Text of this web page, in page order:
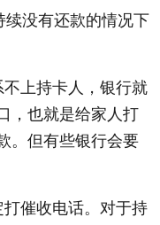
续没有还款的情况下
上持卡人，银行就
，也就是给家人打
。但有些银行会要
催收电话。对于持